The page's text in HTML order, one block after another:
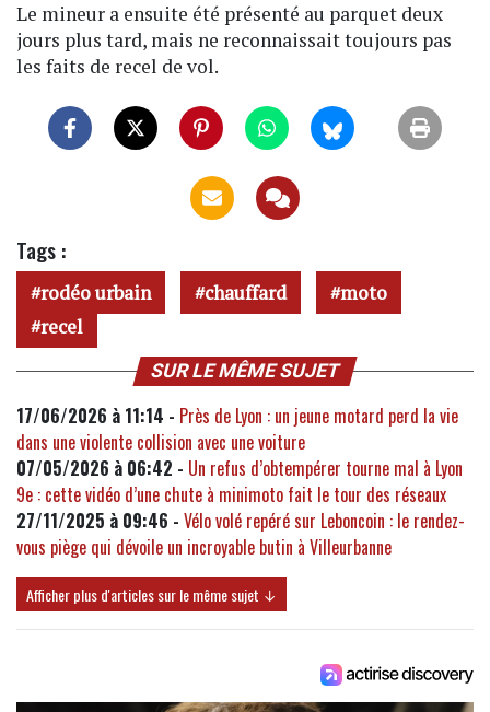
Le mineur a ensuite été présenté au parquet deux
jours plus tard, mais ne reconnaissait toujours pas
les faits de recel de vol.
Tags :
rodéo urbain chauffard
moto
recel
SUR LE MÊME SUJET
17/06/2026 à 11:14 - Près de Lyon : un jeune motard perd la vie
dans une violente collision avec une voiture
07/05/2026 à 06:42 - Un refus d’obtempérer tourne mal à Lyon
9e : cette vidéo d’une chute à minimoto fait le tour des réseaux
27/11/2025 à 09:46 - Vélo volé repéré sur Leboncoin : le rendez-
vous piège qui dévoile un incroyable butin à Villeurbanne
Afficher plus d'articles sur le même sujet ↓